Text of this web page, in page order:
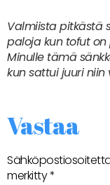
Valmiista pitkästä
paloja kun tofut
Minulle tämä
kun sattui juuri niin
Vastaa
merkitty*